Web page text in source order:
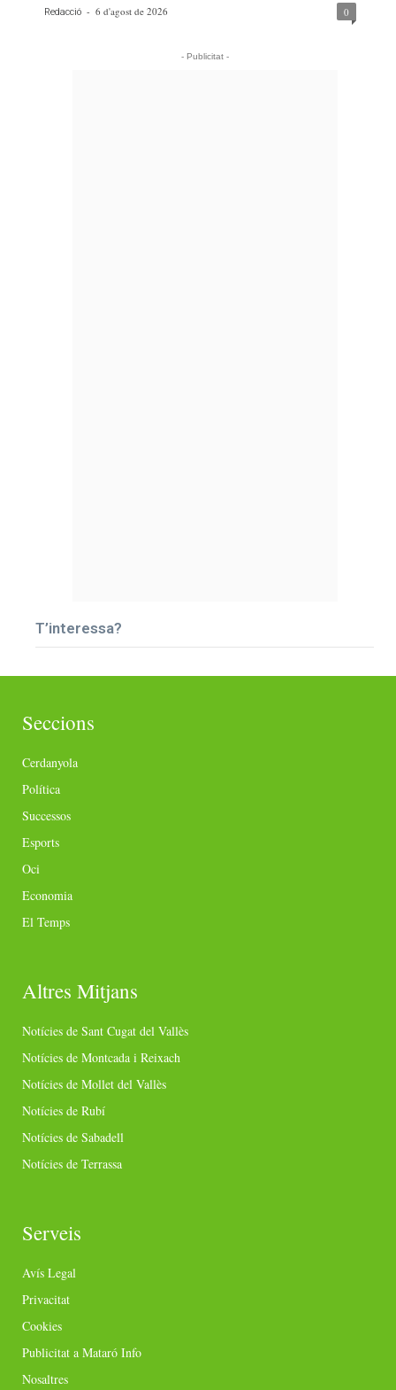
Redacció - 6 d'agost de 2026 0
- Publicitat -
T’interessa?
Seccions
Cerdanyola
Política
Successos
Esports
Oci
Economia
El Temps
Altres Mitjans
Notícies de Sant Cugat del Vallès
Notícies de Montcada i Reixach
Notícies de Mollet del Vallès
Notícies de Rubí
Notícies de Sabadell
Notícies de Terrassa
Serveis
Avís Legal
Privacitat
Cookies
Publicitat a Mataró Info
Nosaltres